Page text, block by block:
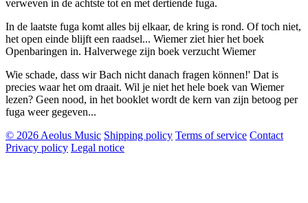
verweven in de achtste tot en met dertiende fuga.
In de laatste fuga komt alles bij elkaar, de kring is rond. Of toch niet,
het open einde blijft een raadsel... Wiemer ziet hier het boek
Openbaringen in. Halverwege zijn boek verzucht Wiemer
Wie schade, dass wir Bach nicht danach fragen können!' Dat is
precies waar het om draait. Wil je niet het hele boek van Wiemer
lezen? Geen nood, in het booklet wordt de kern van zijn betoog per
fuga weer gegeven...
© 2026 Aeolus Music Shipping policy Terms of service Contact
Privacy policy Legal notice